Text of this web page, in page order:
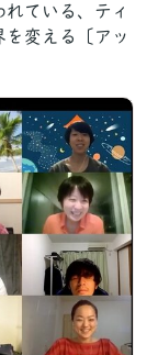
ている、ティ
変える〔アッ